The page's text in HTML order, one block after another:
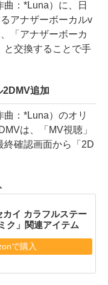
：*Luna）に、日
アナザーボーカルv
「アナザーボーカ
と交換することで手
2DMV追加
：*Luna）のオリ
は、「MV視聴」
終確認画面から「2D
カイ カラフルステー
ク」関連アイテム
で購入